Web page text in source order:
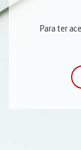
Para ter